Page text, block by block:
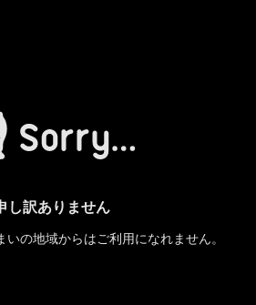
し訳ありません
いの地域からはご利用になれません。